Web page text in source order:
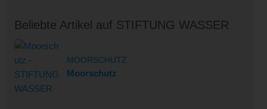
Beliebte Artikel auf STIFTUNG WASSER
MOORSCHUTZ
Moorschutz